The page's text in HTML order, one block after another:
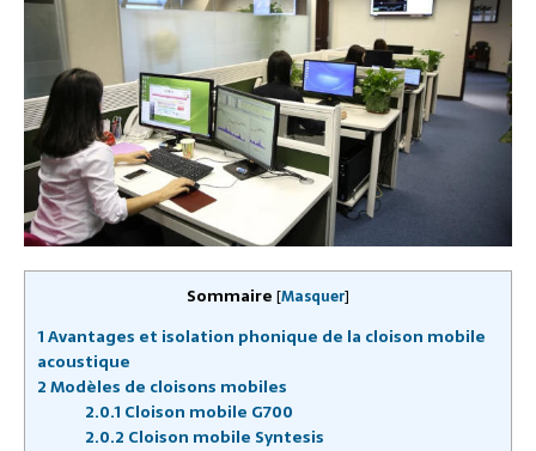
Sommaire [Masquer]
1Avantages et isolation phonique de la cloison mobile
acoustique
2Modèles de cloisons mobiles
2.0.1 Cloison mobile G700
2.0.2 Cloison mobile Syntesis